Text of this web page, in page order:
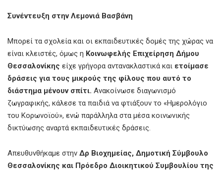
Συνέντευξη στην Λεμονιά Βασβάνη
Μπορεί τα σχολεία και οι εκπαιδευτικές δομές της χώρας να
είναι κλειστές, όμως η Κοινωφελής Επιχείρηση Δήμου
Θεσσαλονίκης είχε γρήγορα αντανακλαστικά και ετοίμασε
δράσεις για τους μικρούς της φίλους που αυτό το
διάστημα μένουν σπίτι. Ανακοίνωσε διαγωνισμό
ζωγραφικής, κάλεσε τα παιδιά να φτιάξουν το «Ημερολόγιο
του Κορωνοϊού», ενώ παράλληλα στα μέσα κοινωνικής
δικτύωσης αναρτά εκπαιδευτικές δράσεις.
Απευθυνθήκαμε στην Δρ Βιοχημείας, Δημοτική Σύμβουλο
Θεσσαλονίκης και Πρόεδρο Διοικητικού Συμβουλίου της